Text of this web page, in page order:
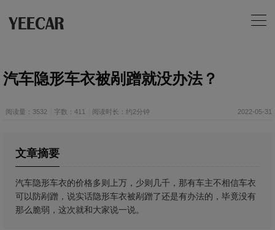
汽车隐形车衣被剐蹭就没办法？
阅读量：3532 字数：411 阅读时长：约2分钟 2022-05-31
文章摘要
汽车隐形车衣的价格多则上万，少则几千，那有车主不相信车衣
可以防剐蹭，说实话隐形车衣被剐蹭了还是有办法的，毕竟没有
那么脆弱，这次就和大家说一说。